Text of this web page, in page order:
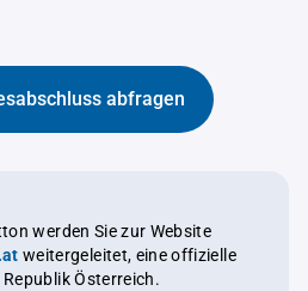
abfragen
werden Sie zur Website
weitergeleitet, eine offizielle
Österreich.